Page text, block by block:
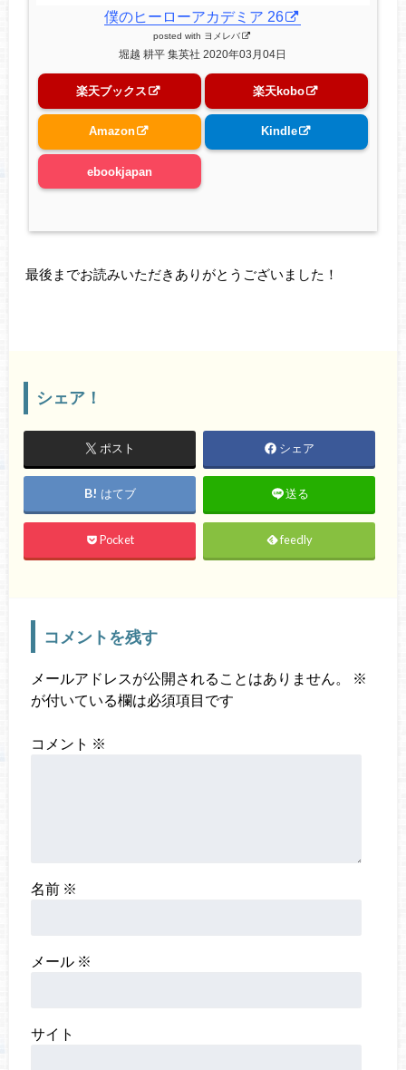
僕のヒーローアカデミア 26
posted with ヨメレバ
堀越 耕平 集英社 2020年03月04日
楽天ブックス 楽天kobo
Amazon Kindle
ebookjapan
最後までお読みいただきありがとうございました！
シェア！
ポスト シェア
はてブ 送る
Pocket feedly
コメントを残す
メールアドレスが公開されることはありません。
※
が付いている欄は必須項目です
コメント ※
名前 ※
メール ※
サイト